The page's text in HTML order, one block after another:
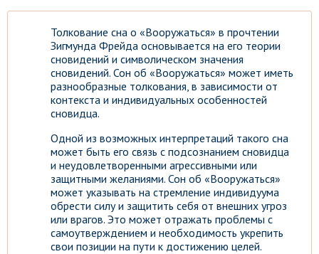
Толкование сна о «Вооружаться» в прочтении
Зигмунда Фрейда основывается на его теории
сновидений и символическом значения
сновидений. Сон об «Вооружаться» может иметь
разнообразные толкования, в зависимости от
контекста и индивидуальных особенностей
сновидца.
Одной из возможных интерпретаций такого сна
может быть его связь с подсознанием сновидца
и неудовлетворенными агрессивными или
защитными желаниями. Сон об «Вооружаться»
может указывать на стремление индивидуума
обрести силу и защитить себя от внешних угроз
или врагов. Это может отражать проблемы с
самоутверждением и необходимость укрепить
свои позиции на пути к достижению целей.